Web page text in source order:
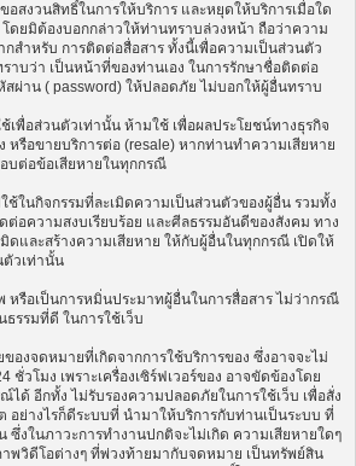
อสงวนสิทธิ์ในการให้บริการ และหยุดให้บริการเมื่อใด
ดยมิต้องบอกกล่าวให้ท่านทราบล่วงหน้า ถือว่าความ
กสำหรับ การติดต่อสื่อสาร ทั้งนี้เพื่อความเป็นส่วนตัว
าบว่า เป็นหน้าที่ของท่านเอง ในการรักษาชื่อติดต่อ
สผ่าน ( password) ให้ปลอดภัย ไม่บอกให้ผู้อื่นทราบ
เพื่อส่วนตัวเท่านั้น ห้ามใช้ เพื่อผลประโยชน์ทางธุรกิจ
หรือขายบริการต่อ (resale) หากท่านทำความเสียหาย
บต่อข้อเสียหายในทุกกรณี
ช้ในกิจกรรมที่ละเมิดความเป็นส่วนตัวของผู้อื่น รวมทั้ง
อความสงบเรียบร้อย และศีลธรรมอันดีของสังคม ทาง
ดและสร้างความเสียหาย ให้กับผู้อื่นในทุกกรณี เปิดให้
ตัวเท่านั้น
รือเป็นการหมิ่นประมาทผู้อื่นในการสื่อสาร ไม่ว่ากรณี
รรมที่ดี ในการใช้เว็บ
องจดหมายที่เกิดจากการใช้บริการของ ซึ่งอาจจะไม่
ชั่วโมง เพราะเครื่องเซิร์ฟเวอร์ของ อาจขัดข้องโดย
ได้ อีกทั้ง ไม่รับรองความปลอดภัยในการใช้เว็บ เพื่อสั่ง
อย่างไรก็ดีระบบที่ นำมาให้บริการกับท่านเป็นระบบ ที่
งในภาวะการทำงานปกติจะไม่เกิด ความเสียหายใดๆ
พวิดีโอต่างๆ ที่พ่วงท้ายมากับจดหมาย เป็นทรัพย์สิน